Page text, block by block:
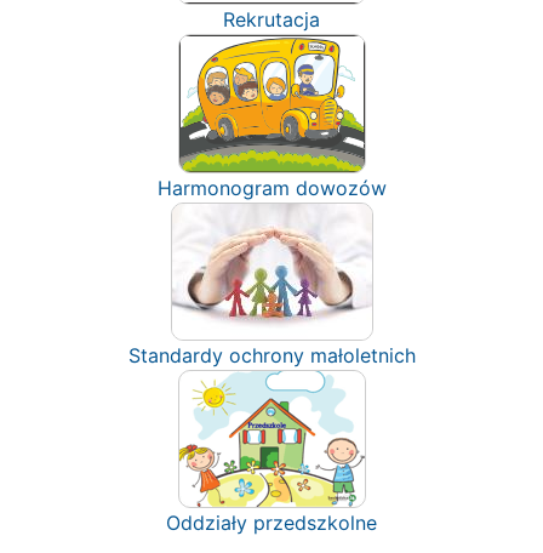
Rekrutacja
Harmonogram dowozów
Standardy ochrony małoletnich
Oddziały przedszkolne